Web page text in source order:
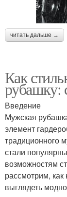
читать дальше →
Как
рубашку:
Введение
Мужская
элемент
традиционного
стали
возможностям
рассмотрим,
выглядеть